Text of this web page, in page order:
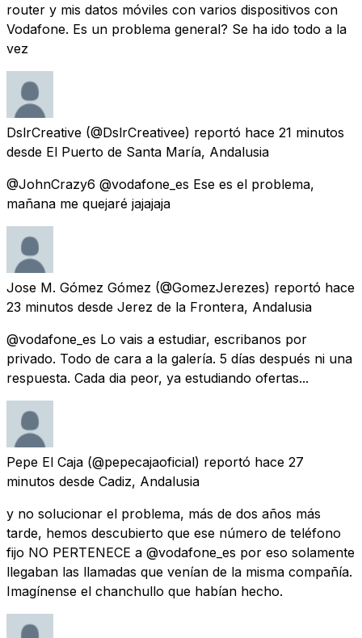
router y mis datos móviles con varios dispositivos con
Vodafone. Es un problema general? Se ha ido todo a la
vez
DslrCreative (@DslrCreativee) reportó hace 21 minutos
desde El Puerto de Santa María, Andalusia
@JohnCrazy6 @vodafone_es Ese es el problema,
mañana me quejaré jajajaja
Jose M. Gómez Gómez (@GomezJerezes) reportó hace
23 minutos desde Jerez de la Frontera, Andalusia
@vodafone_es Lo vais a estudiar, escribanos por
privado. Todo de cara a la galería. 5 días después ni una
respuesta. Cada dia peor, ya estudiando ofertas...
Pepe El Caja (@pepecajaoficial) reportó hace 27
minutos desde Cadiz, Andalusia
y no solucionar el problema, más de dos años más
tarde, hemos descubierto que ese número de teléfono
fijo NO PERTENECE a @vodafone_es por eso solamente
llegaban las llamadas que venían de la misma compañía.
Imagínense el chanchullo que habían hecho.